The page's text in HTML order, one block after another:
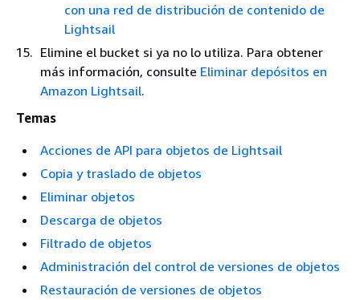
con una red de distribución de contenido de
Lightsail
Elimine el bucket si ya no lo utiliza. Para obtener
más información, consulte Eliminar depósitos en
Amazon Lightsail.
Temas
Acciones de API para objetos de Lightsail
Copia y traslado de objetos
Eliminar objetos
Descarga de objetos
Filtrado de objetos
Administración del control de versiones de objetos
Restauración de versiones de objetos